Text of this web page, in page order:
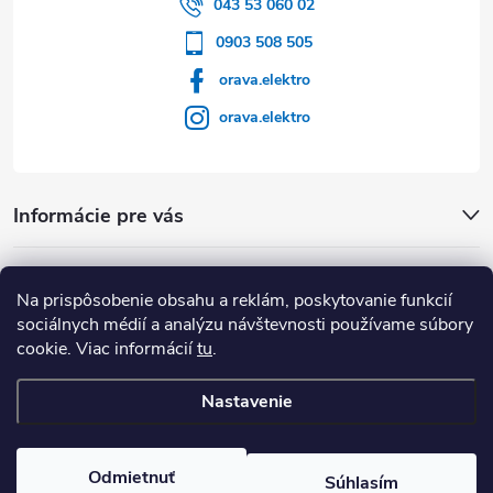
Na prispôsobenie obsahu a reklám, poskytovanie funkcií
sociálnych médií a analýzu návštevnosti používame súbory
cookie. Viac informáciítu.
Nastavenie
Odmietnuť Súhlasím
043 53 060 02
0903 508 505
orava.elektro
orava.elektro
Informácie pre vás
nastavenie cookies